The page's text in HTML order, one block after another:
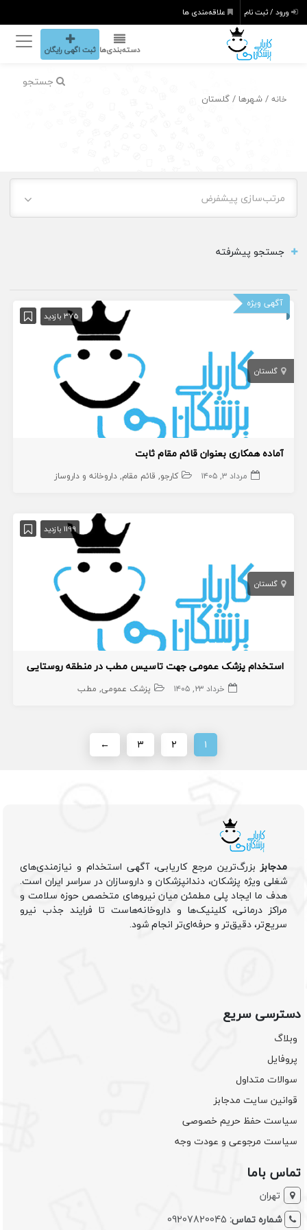
ورود / ثبت نام علاقه‌مندی ها
دسته‌بندی‌ها ثبت اگهی رایگان
جستجو
خانه / شهرها / گلستان
مرتب‌سازی پیشفرض
جستجو پیشرفته
آگهی ویژه
375 بازدید
گلستان
آماده همکاری بعنوان قائم مقام ثابت
مرداد ۳, ۱۴۰۵ کارجو قائم مقام داروخانه و داروساز
1199 بازدید
گلستان
استخدام پزشک عمومی جهت تاسیس مطب در منطقه روستایی
خرداد ۲۳, ۱۴۰۵ پزشک عمومی مطب
۱ ۲ ۳ ←
مدجابزبزرگ‌ترین مرجع کاریابی، آگهی استخدام و نیازمندی‌های
شغلی ویژه پزشکان، دندانپزشکان و داروسازان در سراسر ایران است.
هدف ما ایجاد پلی مطمئن میان نیروهای متخصص حوزه سلامت و
مراکز درمانی، کلینیک‌ها و داروخانه‌هاست تا فرایند جذب نیرو
سریع‌تر، دقیق‌تر و حرفه‌ای‌تر انجام شود.
دسترسی سریع
وبلاگ
پروفایل
سوالات متداول
قوانین سایت مدجابز
سیاست حفظ حریم خصوصی
سیاست مرجوعی و عودت وجه
تماس باما
تهران
شماره تماس: 09207820045